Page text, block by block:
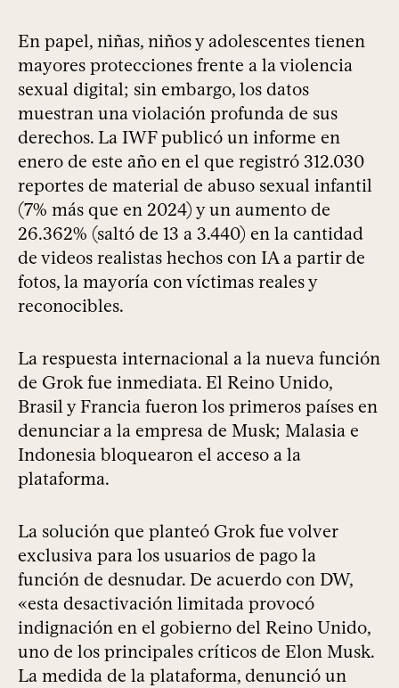
En papel, niñas, niños y adolescentes tienen
mayores protecciones frente a la violencia
sexual digital; sin embargo, los datos
muestran una violación profunda de sus
derechos. La IWF publicó un informe en
enero de este año en el que registró 312.030
reportes de material de abuso sexual infantil
(7% más que en 2024) y un aumento de
26.362% (saltó de 13 a 3.440) en la cantidad
de videos realistas hechos con IA a partir de
fotos, la mayoría con víctimas reales y
reconocibles.
La respuesta internacional a la nueva función
de Grok fue inmediata. El Reino Unido,
Brasil y Francia fueron los primeros países en
denunciar a la empresa de Musk; Malasia e
Indonesia bloquearon el acceso a la
plataforma.
La solución que planteó Grok fue volver
exclusiva para los usuarios de pago la
función de desnudar. De acuerdo con DW,
«esta desactivación limitada provocó
indignación en el gobierno del Reino Unido,
uno de los principales críticos de Elon Musk.
La medida de la plataforma, denunció un